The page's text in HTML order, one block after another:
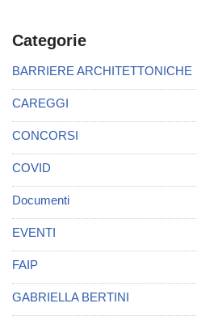
Categorie
BARRIERE ARCHITETTONICHE
CAREGGI
CONCORSI
COVID
Documenti
EVENTI
FAIP
GABRIELLA BERTINI